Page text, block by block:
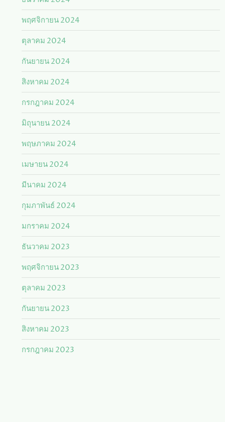
พฤศจิกายน 2024
ตุลาคม 2024
กันยายน 2024
สิงหาคม 2024
กรกฎาคม 2024
มิถุนายน 2024
พฤษภาคม 2024
เมษายน 2024
มีนาคม 2024
กุมภาพันธ์ 2024
มกราคม 2024
ธันวาคม 2023
พฤศจิกายน 2023
ตุลาคม 2023
กันยายน 2023
สิงหาคม 2023
กรกฎาคม 2023